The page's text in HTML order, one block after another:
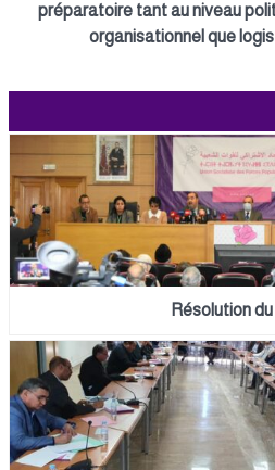
préparatoire tant au niveau
organisationnel que
Résolution